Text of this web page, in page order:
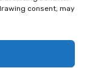
consent, may
succès, et
longue